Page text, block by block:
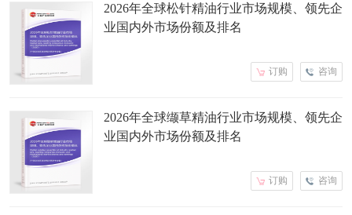
2026年全球松针精油行业市场规模、领先企
业国内外市场份额及排名
咨询
订购
2026年全球缬草精油行业市场规模、领先企
业国内外市场份额及排名
咨询
订购